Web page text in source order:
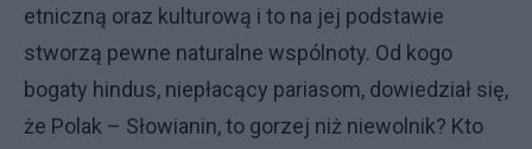
etniczną oraz kulturową i to na jej podstawie
stworzą pewne naturalne wspólnoty. Od kogo
bogaty hindus, niepłacący pariasom, dowiedział się,
że Polak – Słowianin, to gorzej niż niewolnik? Kto